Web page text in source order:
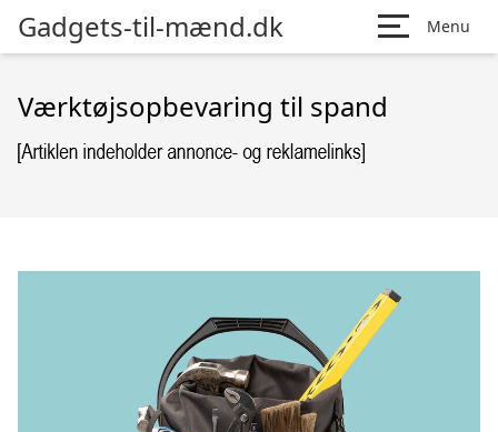
Gadgets-til-mænd.dk Menu
Værktøjsopbevaring til spand